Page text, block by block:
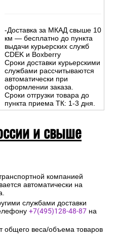
-Доставка за МКАД свыше 10
км — бесплатно до пункта
выдачи курьерских служб
CDEK и Boxberry
Сроки доставки курьерскими
службами рассчитываются
автоматически при
оформлении заказа.
Сроки отгрузки товара до
пункта приема ТК: 1-3 дня.
и свыше
компанией
автоматически на
службами доставки
+7(495)128-48-87 на
общего веса/объема товаров